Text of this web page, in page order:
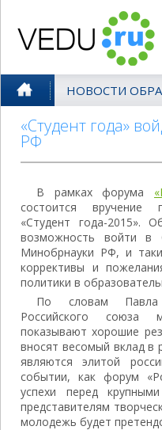
НОВОСТИ
«Студент года»
РФ
В рамках форума
состоится вручение
«Студент года-2015».
возможность войти
Минобрнауки РФ, и
коррективы и
политики в
По словам Павла
Российского союза
показывают хорошие
вносят весомый вклад в
являются элитой
событии, как форум
успехи перед
представителям
молодежь будет